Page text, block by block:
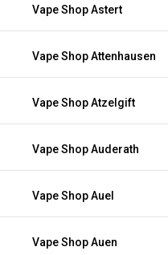
Vape Shop Astert
Vape Shop Attenhausen
Vape Shop Atzelgift
Vape Shop Auderath
Vape Shop Auel
Vape Shop Auen